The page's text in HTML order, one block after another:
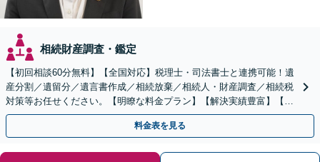
相続財産調査・鑑定
【初回相談60分無料】【全国対応】税理士・司法書士と連携可能！遺
産分割／遺留分／遺言書作成／相続放棄／相続人・財産調査／相続税
対策等お任せください。【明瞭な料金プラン】【解決実績豊富】【電
話相談可】
料金表を見る